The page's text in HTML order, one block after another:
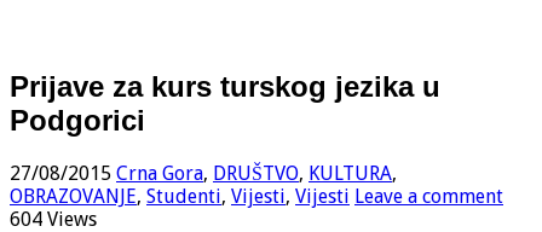
Prijave za kurs turskog jezika u
Podgorici
27/08/2015 Crna Gora, DRUŠTVO, KULTURA,
OBRAZOVANJE, Studenti, Vijesti, Vijesti Leave a comment
604 Views